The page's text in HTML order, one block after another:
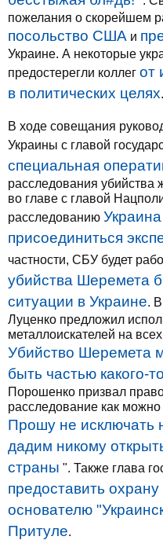
пожелания о скорейшем
посольство США и
Украине. А некоторые
предостерегли коллег от
в политических целях.
В ходе совещания
Украины с главой
специальная
расследования
во главе с главой
расследованию
присоединиться
частности, СБУ будет
убийства Шеремета
ситуации в Украине.
Луценко предложил
металлоискателей на
Убийство Шеремета
быть частью какого-
Порошенко призвал
расследование как
Прошу не исключать
дадим никому
страны ". Также глава
предоставить
основателю
Притуле.